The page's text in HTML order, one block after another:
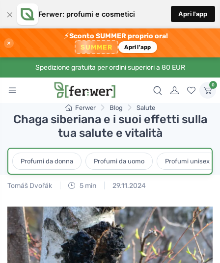
× Ferwer: profumi e cosmetici Apri l'app
×
⚡Sconto SUMMER proprio ora!
SUMMER Apri l'app
Spedizione gratuita per ordini superiori a 80 EUR
0
Ferwer Blog Salute
Chaga siberiana e i suoi effetti sulla
tua salute e vitalità
Profumi da donna Profumi da uomo Profumi unisex
Tomáš Dvořák 5 min 29.11.2024